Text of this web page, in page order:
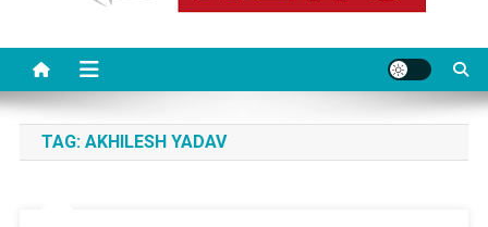
TAG: AKHILESH YADAV